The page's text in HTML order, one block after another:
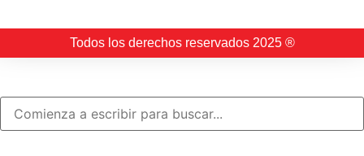
Todos los derechos reservados 2025 ®